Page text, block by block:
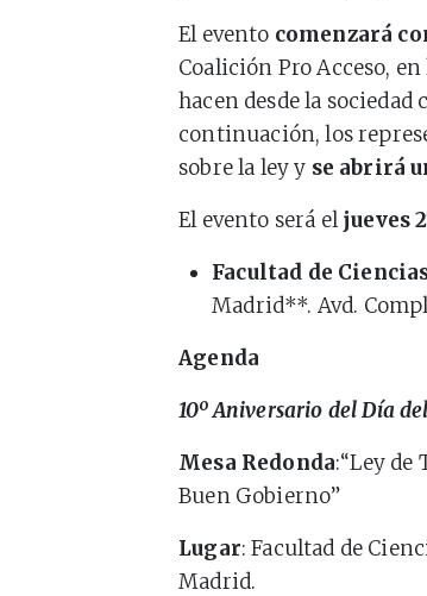
El evento comenzará
Coalición Pro Acceso, en
hacen desde la
continuación, los
sobre la ley y se abrirá
El evento será eljueves
Facultad de
Madrid**. Avd.
Agenda
10º Aniversario del Día
Mesa Redonda:“Ley
Buen Gobierno”
Lugar: Facultad de
Madrid.